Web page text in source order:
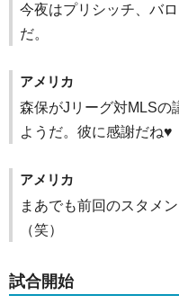
今夜はプリシッチ、バ
だ。
アメリカ
森保がJリーグ対MLSの
ようだ。彼に感謝だね♥
アメリカ
まあでも前回のスタメ
（笑）
試合開始